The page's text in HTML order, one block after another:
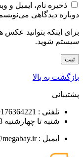
ذخیره نام، ایمیل و
دوباره دیدگاهی
برای اینکه بتوانید عکس
سیستم شوید.
بازگشت به بالا
پشتیبانی
تلفنی : 09176364221
شنبه تا چهارشنبه 8 الی 16:30 - پنجشنبه 8 الی 14
ایمیل : info@megabay.ir